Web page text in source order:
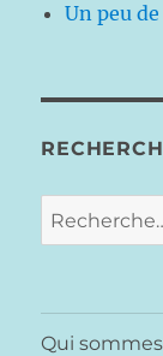
Un peu
Recherche
pour :
Qui